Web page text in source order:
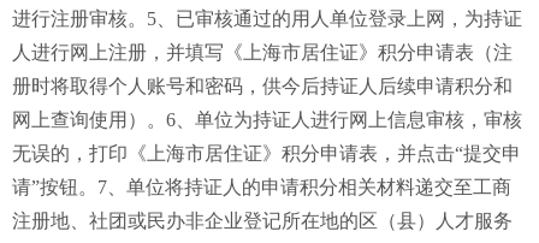
进行注册审核。5、已审核通过的用人单位登录上网，为持证
人进行网上注册，并填写《上海市居住证》积分申请表（注
册时将取得个人账号和密码，供今后持证人后续申请积分和
网上查询使用）。6、单位为持证人进行网上信息审核，审核
无误的，打印《上海市居住证》积分申请表，并点击“提交申
请”按钮。7、单位将持证人的申请积分相关材料递交至工商
注册地、社团或民办非企业登记所在地的区（县）人才服务